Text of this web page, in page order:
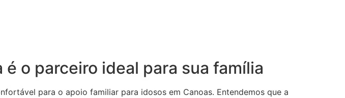
o parceiro ideal para sua família
para o apoio familiar para idosos em Canoas. Entendemos que a